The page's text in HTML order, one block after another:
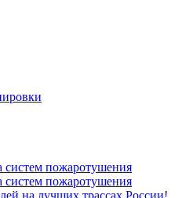
систем пожаротушения
систем пожаротушения
на лучших трассах России!